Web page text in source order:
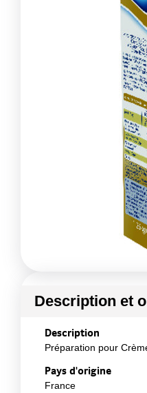
Description et
Description
Préparation pour
Pays d'origine
France